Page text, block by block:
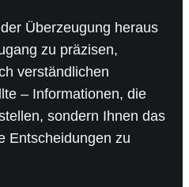
Überzeugung heraus
zu präzisen,
verständlichen
– Informationen, die
sondern Ihnen das
Entscheidungen zu